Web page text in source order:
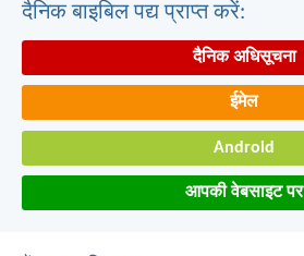
दैनिक बाइबिल पद्य प्राप्त करें:
दैनिक अधिसूचना
ईमेल
Android
आपकी वेबसाइट पर